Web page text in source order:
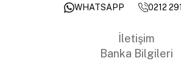
WHATSAPP
0212
İletişim
Banka Bilgileri